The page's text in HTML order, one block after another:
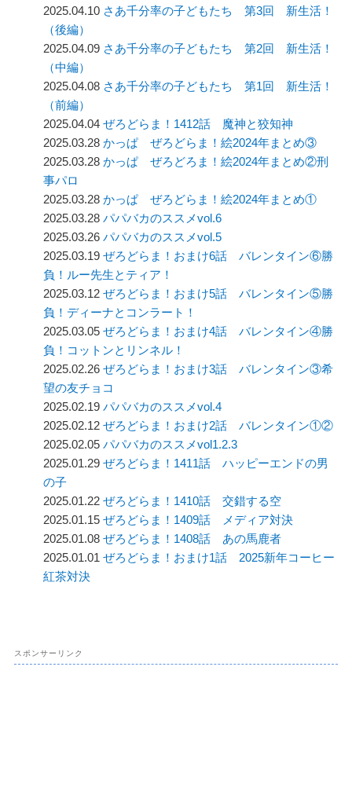
2025.04.10 さあ千分率の子どもたち 第3回 新生活！
（後編）
2025.04.09 さあ千分率の子どもたち 第2回 新生活！
（中編）
2025.04.08 さあ千分率の子どもたち 第1回 新生活！
（前編）
2025.04.04ぜろどらま！1412話 魔神と狡知神
2025.03.28かっぱ ぜろどらま！絵2024年まとめ③
2025.03.28かっぱ ぜろどろま！絵2024年まとめ②刑
事パロ
2025.03.28かっぱ ぜろどらま！絵2024年まとめ①
2025.03.28パパバカのススメvol.6
2025.03.26パパバカのススメvol.5
2025.03.19ぜろどらま！おまけ6話 バレンタイン⑥勝
負！ルー先生とティア！
2025.03.12ぜろどらま！おまけ5話 バレンタイン⑤勝
負！ディーナとコンラート！
2025.03.05ぜろどらま！おまけ4話 バレンタイン④勝
負！コットンとリンネル！
2025.02.26ぜろどらま！おまけ3話 バレンタイン③希
望の友チョコ
2025.02.19パパバカのススメvol.4
2025.02.12ぜろどらま！おまけ2話 バレンタイン①②
2025.02.05パパバカのススメvol1.2.3
2025.01.29ぜろどらま！1411話 ハッピーエンドの男
の子
2025.01.22ぜろどらま！1410話 交錯する空
2025.01.15ぜろどらま！1409話 メディア対決
2025.01.08ぜろどらま！1408話 あの馬鹿者
2025.01.01ぜろどらま！おまけ1話 2025新年コーヒー
紅茶対決
スポンサーリンク